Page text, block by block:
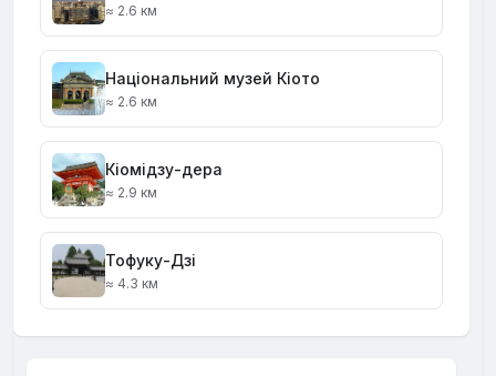
≈ 2.6 км
Національний музей Кіото
≈ 2.6 км
Кіомідзу-дера
≈ 2.9 км
Тофуку-Дзі
≈ 4.3 км